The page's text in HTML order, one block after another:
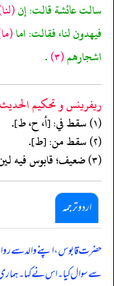
سالت عائشة قالت: إن
فيهدون لنا، فقالت: اما
اشجارهم(٣) .
ريفرينس و تحكيم
(١) سقط في: [أ، ح، ط].
(٢) سقط من: [ط].
(٣) ضعيف؛ قابوس فيه لين.
اردو ترجمہ
حضرت قابوس، اپنے والد سے
سے سوال کیا۔ اس نے کہا۔ ہماری